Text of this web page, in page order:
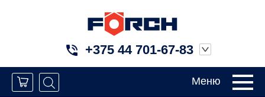
+375 44 701-67-83
Меню